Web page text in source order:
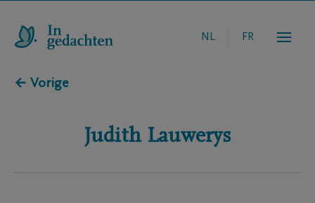
NL FR
← Vorige
Judith Lauwerys